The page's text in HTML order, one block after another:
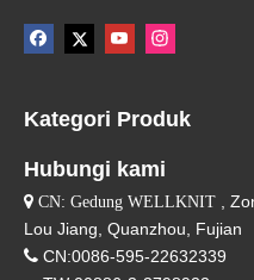
Kategori Produk
Hubungi kami
 CN: Gedung WELLKNIT ,
Lou Jiang, Quanzhou, Fujian
 CN:0086-595-22632339